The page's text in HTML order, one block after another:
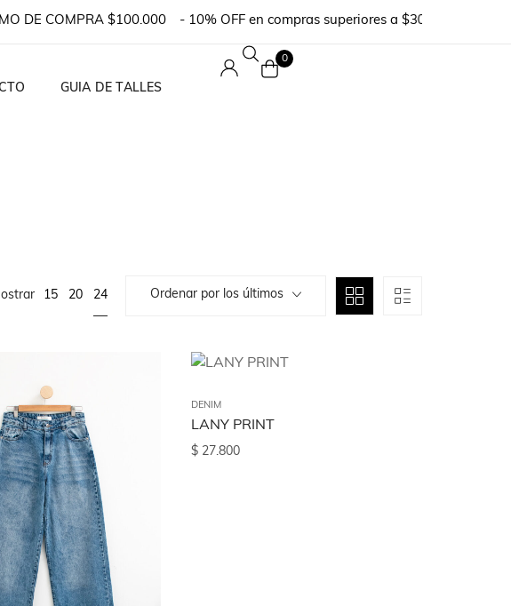
COMPRA $100.000 - 10% OFF en compras superiores a $300.000 o en
GUIA DE TALLES
0
15 20 24 Ordenar por los últimos
DENIM
LANY PRINT
$27.800